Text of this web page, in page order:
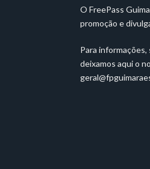
O FreePass
promoção e
Para
deixamos aqui o